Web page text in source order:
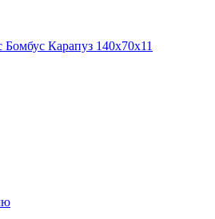
Бомбус Карапуз 140х70х11